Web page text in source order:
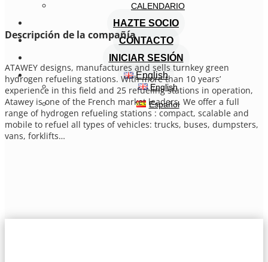
CALENDARIO
HAZTE SOCIO
CONTACTO
INICIAR SESIÓN
English
English
Español
Descripción de la compañía
ATAWEY designs, manufactures and sells turnkey green
hydrogen refueling stations. With more than 10 years’
experience in this field and 25 refueling stations in operation,
Atawey is one of the French market leaders. We offer a full
range of hydrogen refueling stations : compact, scalable and
mobile to refuel all types of vehicles: trucks, buses, dumpsters,
vans, forklifts…